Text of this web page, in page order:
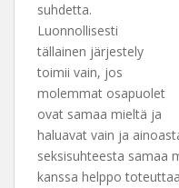
suhdetta.
Luonnollisesti
tällainen järjestely
toimii vain, jos
molemmat osapuolet
ovat samaa mieltä ja
haluavat vain ja
seksisuhteesta samaa
kanssa helppo